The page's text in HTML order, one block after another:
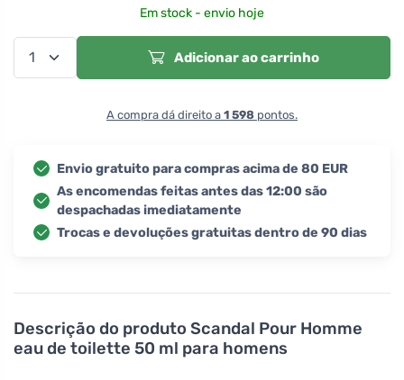
Descrição do produto Scandal Pour Homme
eau de toilette 50 ml para homens
Em stock - envio hoje
Adicionar ao carrinho
A compra dá direito a 1 598 pontos.
Envio gratuito para compras acima de 80 EUR
As encomendas feitas antes das 12:00 são
despachadas imediatamente
Trocas e devoluções gratuitas dentro de 90 dias